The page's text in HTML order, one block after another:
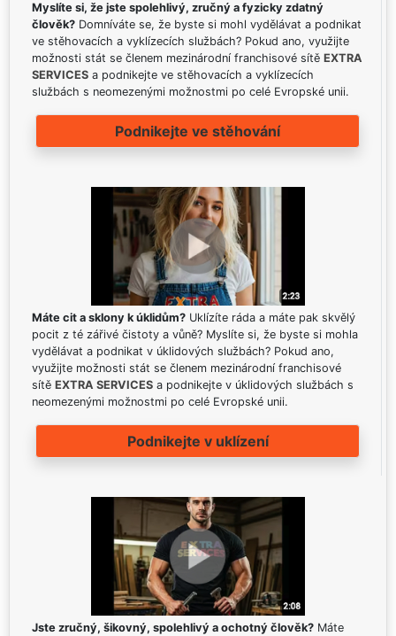
Myslíte si, že jste spolehlivý, zručný a fyzicky zdatný
člověk? Domníváte se, že byste si mohl vydělávat a podnikat
ve stěhovacích a vyklízecích službách? Pokud ano, využijte
možnosti stát se členem mezinárodní franchisové sítě EXTRA
SERVICES a podnikejte ve stěhovacích a vyklízecích
službách s neomezenými možnostmi po celé Evropské unii.
Podnikejte ve stěhování
Máte cit a sklony k úklidům? Uklízíte ráda a máte pak skvělý
pocit z té zářivé čistoty a vůně? Myslíte si, že byste si mohla
vydělávat a podnikat v úklidových službách? Pokud ano,
využijte možnosti stát se členem mezinárodní franchisové
sítě EXTRA SERVICES a podnikejte v úklidových službách s
neomezenými možnostmi po celé Evropské unii.
Podnikejte v uklízení
Jste zručný, šikovný, spolehlivý a ochotný člověk? Máte